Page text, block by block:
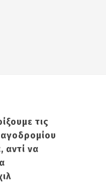
τις
αντί να